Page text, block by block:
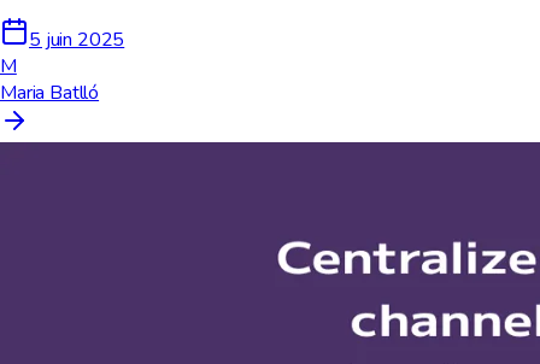
5 juin 2025
M
Maria Batlló